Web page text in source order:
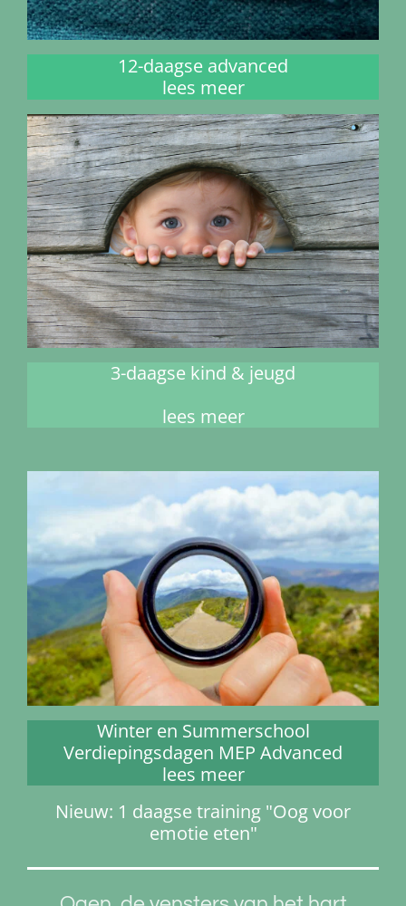
12-daagse advanced
lees meer
3-daagse kind & jeugd
lees meer
Winter en Summerschool
Verdiepingsdagen MEP Advanced
lees meer
Nieuw: 1 daagse training "Oog voor
emotie eten"